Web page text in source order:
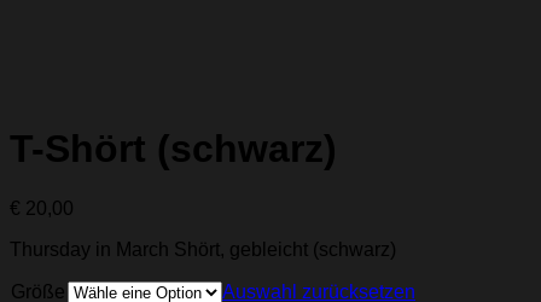
T-Shört (schwarz)
€ 20,00
Thursday in March Shört, gebleicht (schwarz)
Größe
Auswahl zurücksetzen